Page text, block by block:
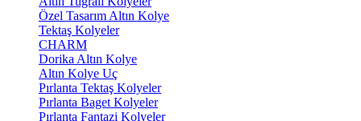
Özel Tasarım Altın Kolye
Tektaş Kolyeler
CHARM
Dorika Altın Kolye
Altın Kolye Uç
Pırlanta Tektaş Kolyeler
Pırlanta Baget Kolyeler
Pırlanta Fantazi Kolyeler